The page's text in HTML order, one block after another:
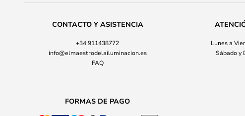
CONTACTO Y ASISTENCIA
+34 911438772
info@elmaestrodelailuminacion.es
FAQ
Lunes a
Sábado y
FORMAS DE PAGO